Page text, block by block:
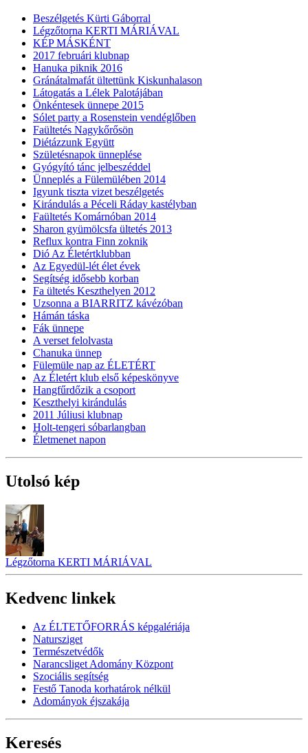
Beszélgetés Kürti Gáborral
Légzőtorna KERTI MÁRIÁVAL
KÉP MÁSKÉNT
2017 februári klubnap
Hanuka piknik 2016
Gránátalmafát ültettünk Kiskunhalason
Látogatás a Lélek Palotájában
Önkéntesek ünnepe 2015
Sólet party a Rosenstein vendéglőben
Faültetés Nagykőrősön
Diétázzunk Együtt
Születésnapok ünneplése
Gyógyító tánc jelbeszéddel
Ünneplés a Fülemülében 2014
Igyunk tiszta vizet beszélgetés
Kirándulás a Péceli Ráday kastélyban
Faültetés Komárnóban 2014
Sharon gyümölcsfa ültetés 2013
Reflux kontra Finn zoknik
Dió Az Életértklubban
Az Egyedül-lét élet évek
Segítség idősebb korban
Fa ültetés Keszthelyen 2012
Uzsonna a BIARRITZ kávézóban
Hámán táska
Fák ünnepe
A verset felolvasta
Chanuka ünnep
Fülemüle nap az ÉLETÉRT
Az Életért klub első képeskönyve
Hangfűrdőzik a csoport
Keszthelyi kirándulás
2011 Júliusi klubnap
Holt-tengeri sóbarlangban
Életmenet napon
Utolsó kép
Légzőtorna KERTI MÁRIÁVAL
Kedvenc linkek
Az ÉLTETŐFORRÁS képgalériája
Natursziget
Természetvédők
Narancsliget Adomány Központ
Szociális segítség
Festő Tanoda korhatárok nélkül
Adományok éjszakája
Keresés